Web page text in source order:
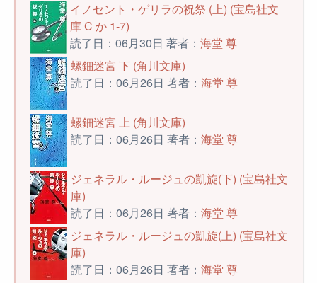
イノセント・ゲリラの祝祭 (上) (宝島社文
庫 C か 1-7)
読了日：06月30日 著者： 海堂 尊
螺鈿迷宮 下 (角川文庫)
読了日：06月26日 著者： 海堂 尊
螺鈿迷宮 上 (角川文庫)
読了日：06月26日 著者： 海堂 尊
ジェネラル・ルージュの凱旋(下) (宝島社文
庫)
読了日：06月26日 著者： 海堂 尊
ジェネラル・ルージュの凱旋(上) (宝島社文
庫)
読了日：06月26日 著者： 海堂 尊